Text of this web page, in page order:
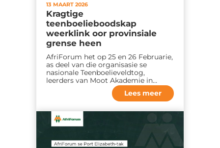
13 MAART 2026
Kragtige
teenboelieboodskap
weerklink oor provinsiale
grense heen
AfriForum het op 25 en 26 Februarie,
as deel van die organisasie se
nasionale Teenboelieveldtog,
leerders van Moot Akademie in…
Lees meer